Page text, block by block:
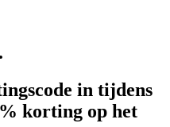
in tijdens
korting op het